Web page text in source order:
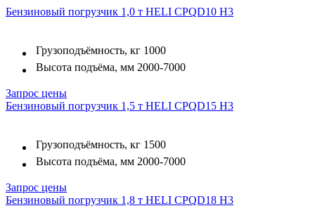
Бензиновый погрузчик 1,0 т HELI CPQD10 H3
Грузоподъёмность, кг 1000
Высота подъёма, мм 2000-7000
Запрос цены
Бензиновый погрузчик 1,5 т HELI CPQD15 H3
Грузоподъёмность, кг 1500
Высота подъёма, мм 2000-7000
Запрос цены
Бензиновый погрузчик 1,8 т HELI CPQD18 H3